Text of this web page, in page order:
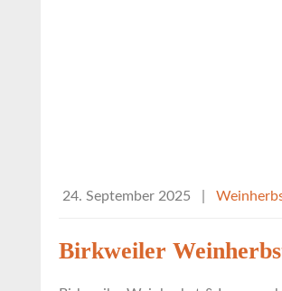
24. September 2025
Birkweiler